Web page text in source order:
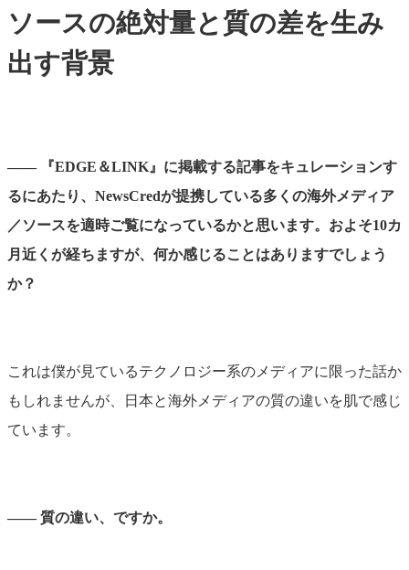
ソースの絶対量と質の差を生み
出す背景
―― 『EDGE＆LINK』に掲載する記事をキュレーションす
るにあたり、NewsCredが提携している多くの海外メディア
／ソースを適時ご覧になっているかと思います。およそ10カ
月近くが経ちますが、何か感じることはありますでしょう
か？
これは僕が見ているテクノロジー系のメディアに限った話か
もしれませんが、日本と海外メディアの質の違いを肌で感じ
ています。
―― 質の違い、ですか。